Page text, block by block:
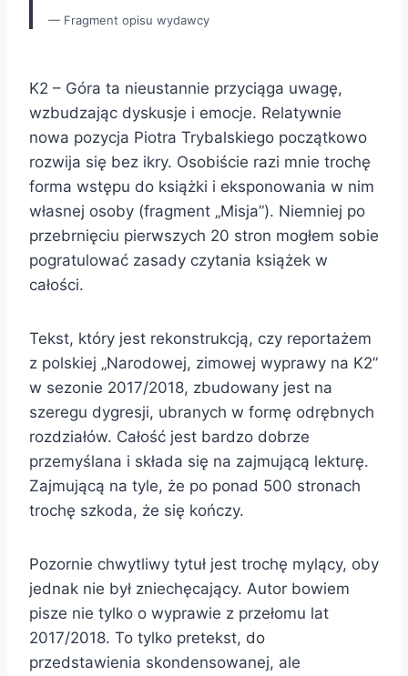
Fragment opisu wydawcy
K2 – Góra ta nieustannie przyciąga uwagę,
wzbudzając dyskusje i emocje. Relatywnie
nowa pozycja Piotra Trybalskiego początkowo
rozwija się bez ikry. Osobiście razi mnie trochę
forma wstępu do książki i eksponowania w nim
własnej osoby (fragment „Misja”). Niemniej po
przebrnięciu pierwszych 20 stron mogłem sobie
pogratulować zasady czytania książek w
całości.
Tekst, który jest rekonstrukcją, czy reportażem
z polskiej „Narodowej, zimowej wyprawy na K2”
w sezonie 2017/2018, zbudowany jest na
szeregu dygresji, ubranych w formę odrębnych
rozdziałów. Całość jest bardzo dobrze
przemyślana i składa się na zajmującą lekturę.
Zajmującą na tyle, że po ponad 500 stronach
trochę szkoda, że się kończy.
Pozornie chwytliwy tytuł jest trochę mylący, oby
jednak nie był zniechęcający. Autor bowiem
pisze nie tylko o wyprawie z przełomu lat
2017/2018. To tylko pretekst, do
przedstawienia skondensowanej, ale